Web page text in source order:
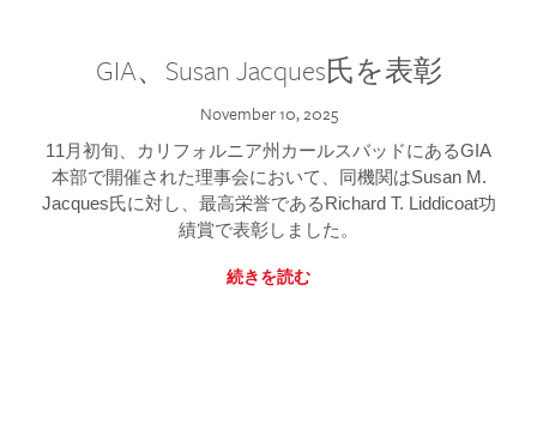
GIA、Susan Jacques氏を表彰
November 10, 2025
11月初旬、カリフォルニア州カールスバッドにあるGIA
本部で開催された理事会において、同機関はSusan M.
Jacques氏に対し、最高栄誉であるRichard T. Liddicoat功
績賞で表彰しました。
続きを読む